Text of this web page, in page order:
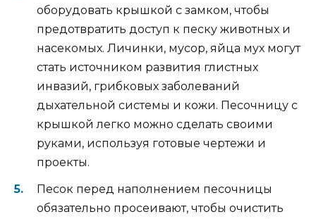
оборудовать крышкой с замком, чтобы
предотвратить доступ к песку животных и
насекомых. Личинки, мусор, яйца мух могут
стать источником развития глистных
инвазий, грибковых заболеваний
дыхательной системы и кожи. Песочницу с
крышкой легко можно сделать своими
руками, используя готовые чертежи и
проекты.
Песок перед наполнением песочницы
обязательно просеивают, чтобы очистить